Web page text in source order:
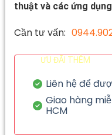
thuật và các ứng
Cần tư vấn:
ƯU ĐÃI THÊM
Liên hệ để
Giao hàng
HCM